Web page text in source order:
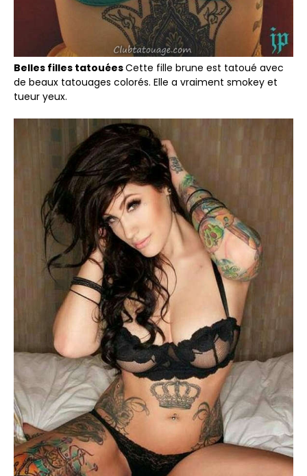
Belles filles tatouéesCette fille brune est tatoué avec
de beaux tatouages colorés. Elle a vraiment smokey et
tueur yeux.